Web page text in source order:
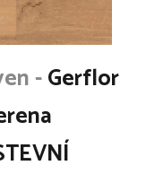
Gerflor